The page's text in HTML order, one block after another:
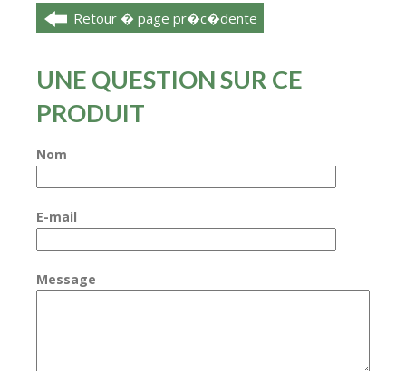
Retour � page pr�c�dente
UNE QUESTION SUR CE
PRODUIT
Nom
E-mail
Message